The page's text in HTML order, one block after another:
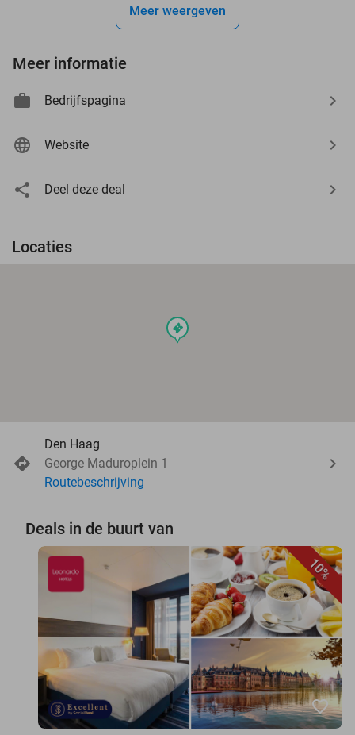
Meer weergeven
Meer informatie
Bedrijfspagina
Website
Deel deze deal
Locaties
events
Den Haag
George Maduroplein 1
Routebeschrijving
Deals in de buurt van
10%
favorite_border